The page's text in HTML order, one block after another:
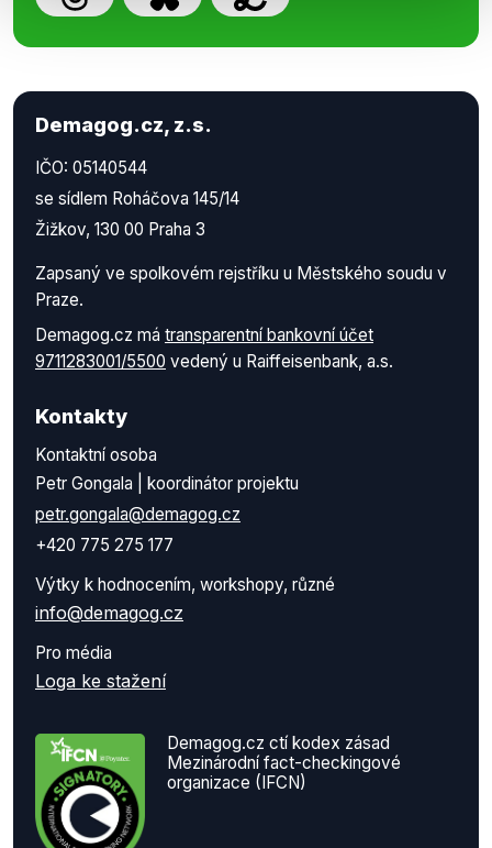
Demagog.cz, z.s.
IČO: 05140544
se sídlem Roháčova 145/14
Žižkov, 130 00 Praha 3
Zapsaný ve spolkovém rejstříku u Městského soudu v
Praze.
Demagog.cz má transparentní bankovní účet
9711283001/5500 vedený u Raiffeisenbank, a.s.
Kontakty
Kontaktní osoba
Petr Gongala | koordinátor projektu
petr.gongala@demagog.cz
+420 775 275 177
Výtky k hodnocením, workshopy, různé
info@demagog.cz
Pro média
Loga ke stažení
Demagog.cz ctí kodex zásad
Mezinárodní fact-checkingové
organizace (IFCN)